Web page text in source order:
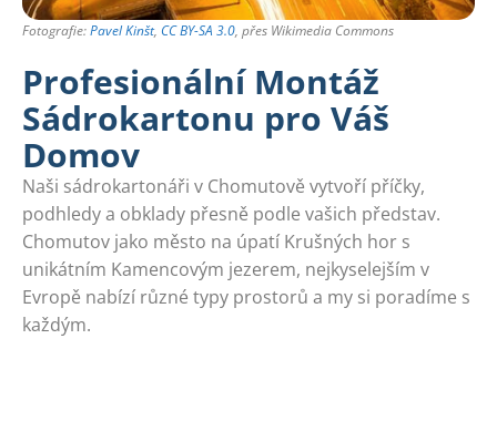
Fotografie:Pavel Kinšt, CC BY-SA 3.0, přes Wikimedia Commons
Profesionální Montáž
Sádrokartonu pro Váš
Domov
Naši sádrokartonáři v Chomutově vytvoří příčky,
podhledy a obklady přesně podle vašich představ.
Chomutov jako město na úpatí Krušných hor s
unikátním Kamencovým jezerem, nejkyselejším v
Evropě nabízí různé typy prostorů a my si poradíme s
každým.